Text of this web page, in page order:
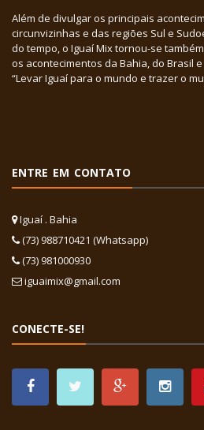
Além de divulgar os principais
circunvizinhas e das regiões Sul e
do tempo, o Iguaí Mix tornou-se
os acontecimentos da Bahia, do Brasil
“Levar Iguaí para o mundo e trazer o
ENTRE EM CONTATO
Iguaí . Bahia
(73) 988710421 (Whatsapp)
(73) 981000930
iguaimix@gmail.com
CONECTE-SE!